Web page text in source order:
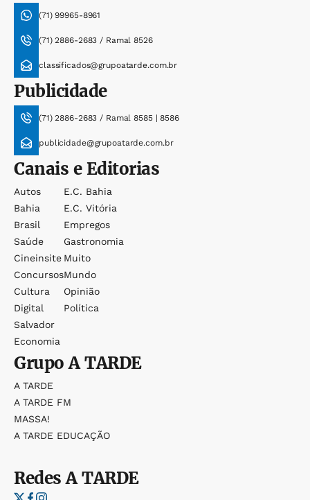
(71) 99965-8961
(71) 2886-2683 / Ramal 8526
classificados@grupoatarde.com.br
Publicidade
(71) 2886-2683 / Ramal 8585 | 8586
publicidade@grupoatarde.com.br
Canais e Editorias
Autos
Bahia
Brasil
Saúde
Cineinsite
Concursos
Cultura
Digital
Salvador
Economia
E.c. Bahia
E.c. Vitória
Empregos
Gastronomia
Muito
Mundo
Opinião
Política
GrupoA TARDE
A TARDE
A TARDE FM
MASSA!
A TARDE EDUCAÇÃO
RedesA TARDE